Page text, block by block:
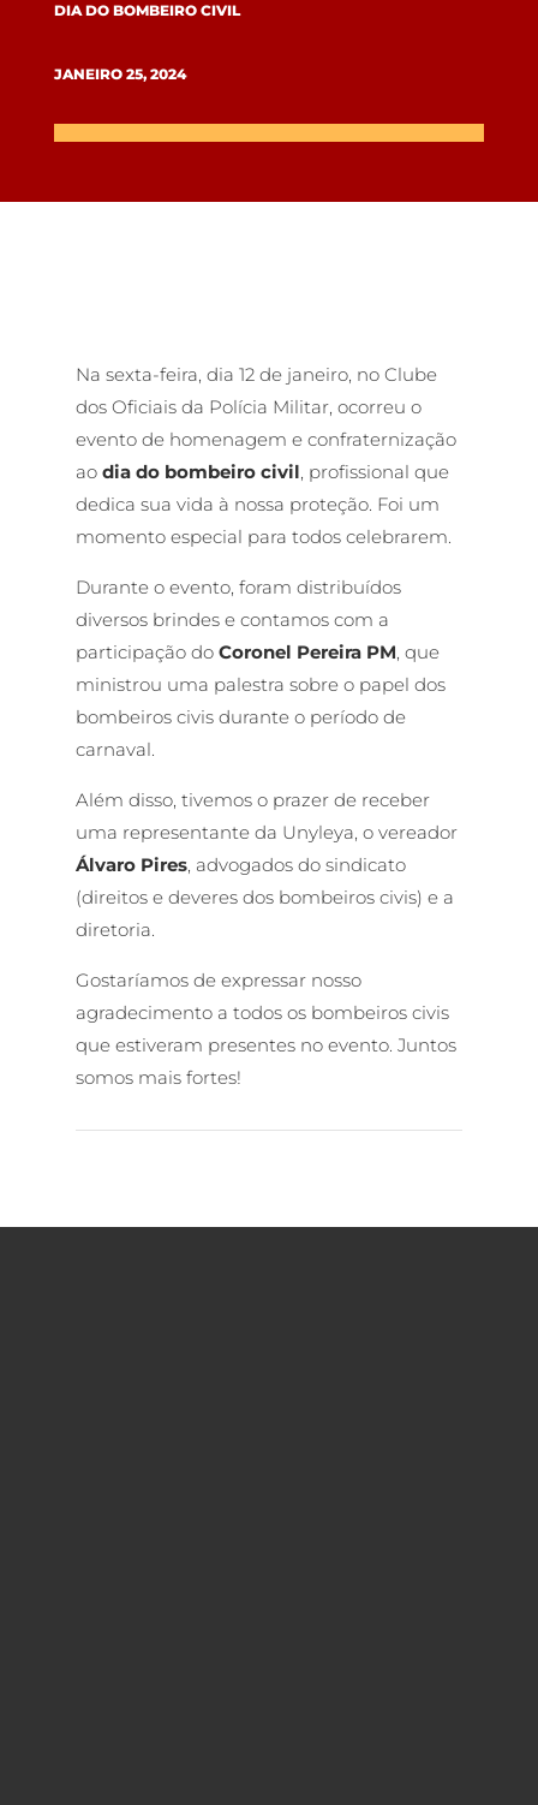
DIA DO BOMBEIRO CIVIL
JANEIRO 25, 2024
Na sexta-feira, dia 12 de janeiro, no Clube
dos Oficiais da Polícia Militar, ocorreu o
evento de homenagem e confraternização
ao dia do bombeiro civil, profissional que
dedica sua vida à nossa proteção. Foi um
momento especial para todos celebrarem.
Durante o evento, foram distribuídos
diversos brindes e contamos com a
participação do Coronel Pereira PM, que
ministrou uma palestra sobre o papel dos
bombeiros civis durante o período de
carnaval.
Além disso, tivemos o prazer de receber
uma representante da Unyleya, o vereador
Álvaro Pires, advogados do sindicato
(direitos e deveres dos bombeiros civis) e a
diretoria.
Gostaríamos de expressar nosso
agradecimento a todos os bombeiros civis
que estiveram presentes no evento. Juntos
somos mais fortes!